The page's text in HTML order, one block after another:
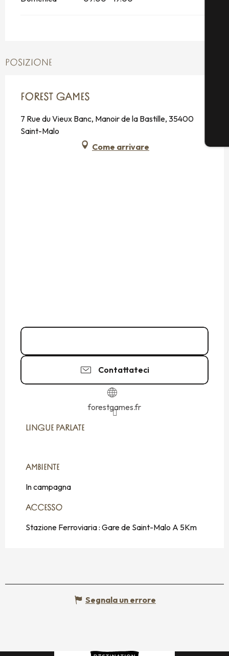
POSIZIONE
FOREST GAMES
7 Rue du Vieux Banc, Manoir de la Bastille, 35400
Saint-Malo
Come arrivare
Contattateci
forestgames.fr
LINGUE PARLATE
LINGUE PARLATE
AMBIENTE
AMBIENTE
In campagna
ACCESSO
ACCESSO
Stazione Ferroviaria : Gare de Saint-Malo A 5Km
Segnala un errore